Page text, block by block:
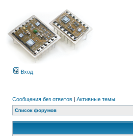
Вход
Сообщения без ответов | Активные темы
Список форумов